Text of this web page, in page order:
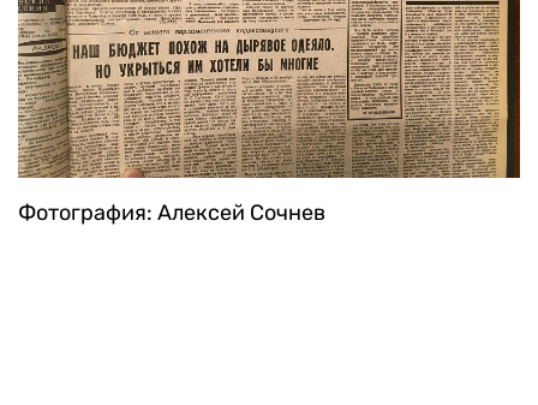
Газета «Казахстанская правда»
«Вместе с заявлением президента СССР об
отставке закончилась перестройка»